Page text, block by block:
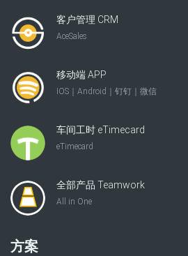
客户管理 CRM
AceSales
移动端 APP
IOS｜Android｜钉钉｜微信
车间工时 eTimecard
eTimecard
全部产品 Teamwork
All in One
方案